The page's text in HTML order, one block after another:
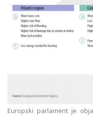
Europski parlament je